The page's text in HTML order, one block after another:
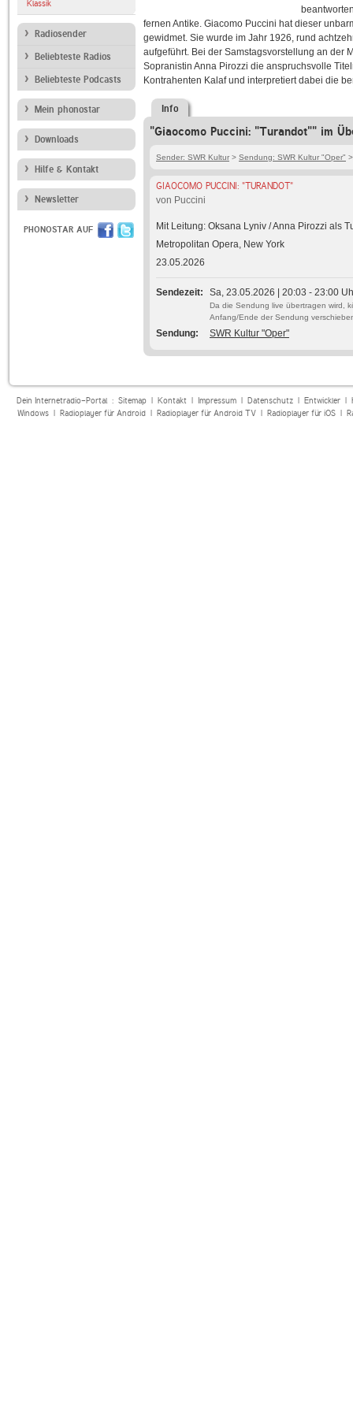
Klassik
Radiosender
Beliebteste Radios
Beliebteste Podcasts
Mein phonostar
Downloads
Hilfe & Kontakt
Newsletter
PHONOSTAR AUF
fernen Antike. Giacomo Puccini hat dieser
gewidmet. Sie wurde im Jahr 1926, rund
aufgeführt. Bei der Samstagsvorstellung an der
Sopranistin Anna Pirozzi die anspruchsvolle
Kontrahenten Kalaf und interpretiert dabei die
Info
"Giaocomo Puccini: "Turandot"" im
Sender: SWR Kultur > Sendung: SWR Kultur "Oper"
GIAOCOMO PUCCINI: "TURANDOT"
von Puccini
Mit Leitung: Oksana Lyniv / Anna Pirozzi als
Metropolitan Opera, New York
23.05.2026
Sendezeit Sa, 23.05.2026 | 20:03 - 23:00
Da die Sendung live übertragen wird,
Anfang/Ende der Sendung
Sendung SWR Kultur "Oper"
Dein Internetradio-Portal : Sitemap| Kontakt| Impressum| Datenschutz| Entwickler|
Windows| Radioplayer für Android| Radioplayer für Android TV| Radioplayer für iOS|